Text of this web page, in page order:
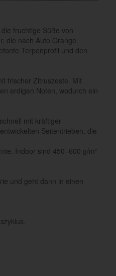
fruchtige Süße von
die nach Auto Orange
Terpenprofil und den
frischer Zitruszeste. Mit
erdigen Noten, wodurch ein
mit kräftiger
Seitentrieben, die
Indoor sind 450–600 g/m²
und geht dann in einen